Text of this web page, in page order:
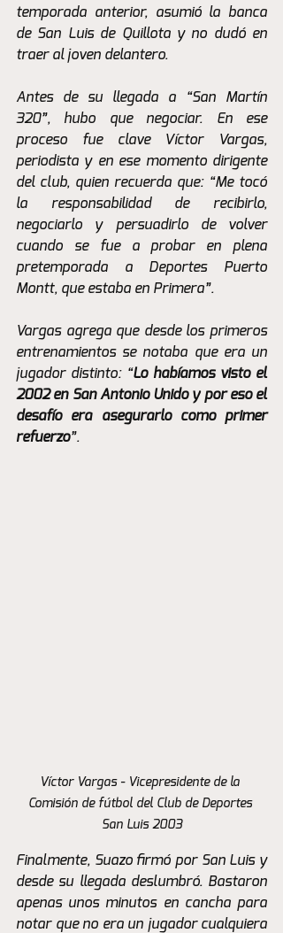
temporada anterior, asumió la banca
de San Luis de Quillota y no dudó en
traer al joven delantero.
Antes de su llegada a “San Martín
320”, hubo que negociar. En ese
proceso fue clave Víctor Vargas,
periodista y en ese momento dirigente
del club, quien recuerda que: “Me tocó
la responsabilidad de recibirlo,
negociarlo y persuadirlo de volver
cuando se fue a probar en plena
pretemporada a Deportes Puerto
Montt, que estaba en Primera”.
Vargas agrega que desde los primeros
entrenamientos se notaba que era un
jugador distinto: “Lo habíamos visto el
2002 en San Antonio Unido y por eso el
desafío era asegurarlo como primer
refuerzo”.
Víctor Vargas - Vicepresidente de la
Comisión de fútbol del Club de Deportes
San Luis 2003
Finalmente, Suazo firmó por San Luis y
desde su llegada deslumbró. Bastaron
apenas unos minutos en cancha para
notar que no era un jugador cualquiera